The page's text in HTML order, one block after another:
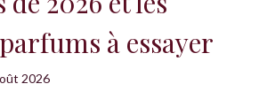
à essayer
2026